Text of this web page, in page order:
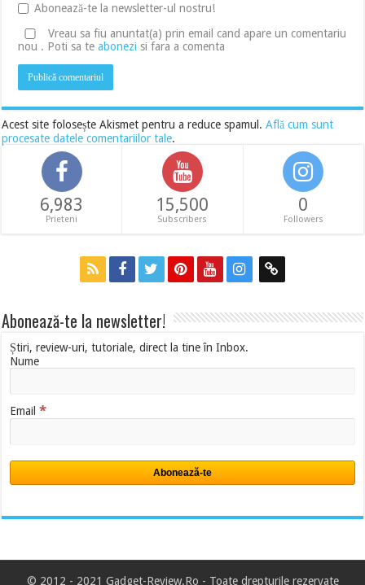
Abonează-te la newsletter-ul nostru!
Vreau sa fiu anuntat(a) prin email cand apare un comentariu
nou . Poti sa teabonezi si fara a comenta
Acest site folosește Akismet pentru a reduce spamul.Află cum sunt
procesate datele comentariilor tale.
6,983
Prieteni
15,500
Subscribers
0
Followers
Abonează-te la newsletter!
Știri, review-uri, tutoriale, direct la tine în Inbox.
Nume
Email*
© 2012 - 2021 Gadget-Review.Ro - Toate drepturile rezervate